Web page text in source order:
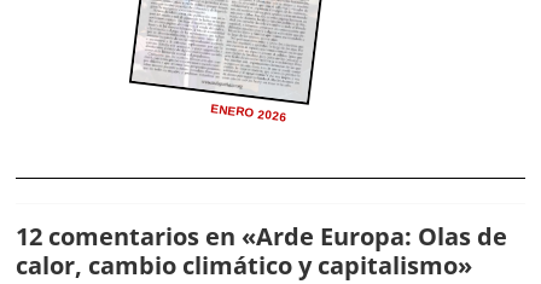
ENERO 2026
12 comentarios en «Arde Europa: Olas de
calor, cambio climático y capitalismo»